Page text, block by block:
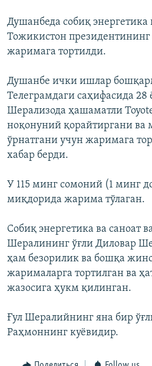
Душанбеда собиқ энергетика
Тожикистон президентининг
жаримага тортилди.
Душанбе ички ишлар
Телеграмдаги саҳифасида
Шерализода ҳашаматли
ноқонуний қорайтиргани ва
ўрнатгани учун жаримага
хабар берди.
У 115 минг сомоний (1 минг
миқдорида жарима тўлаган.
Собиқ энергетика ва саноат
Шералининг ўғли Диловар
ҳам безорилик ва бошқа
жарималарга тортилган ва
жазосига ҳукм қилинган.
Ғул Шералийнинг яна бир
Раҳмоннинг куёвидир.